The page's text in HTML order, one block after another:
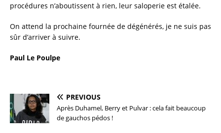
procédures n’aboutissent à rien, leur saloperie est étalée.
On attend la prochaine fournée de dégénérés, je ne suis pas
sûr d’arriver à suivre.
Paul Le Poulpe
PREVIOUS
Après Duhamel, Berry et Pulvar : cela fait beaucoup
de gauchos pédos !